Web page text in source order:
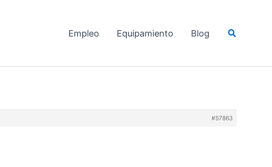
Empleo Equipamiento Blog Buscar
#57863